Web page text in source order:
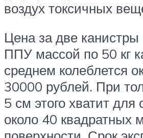
воздух токсичных
Цена за две канистры
ППУ массой по 50 кг
среднем колеблется
30000 рублей. При
5 см этого хватит для
около 40 квадратных